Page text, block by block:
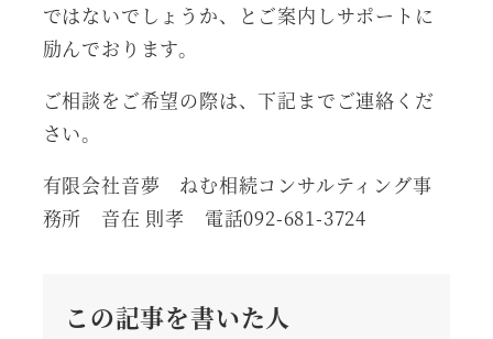
ではないでしょうか、とご案内しサポートに
励んでおります。
ご相談をご希望の際は、下記までご連絡くだ
さい。
有限会社音夢 ねむ相続コンサルティング事
務所 音在 則孝 電話092-681-3724
この記事を書いた人